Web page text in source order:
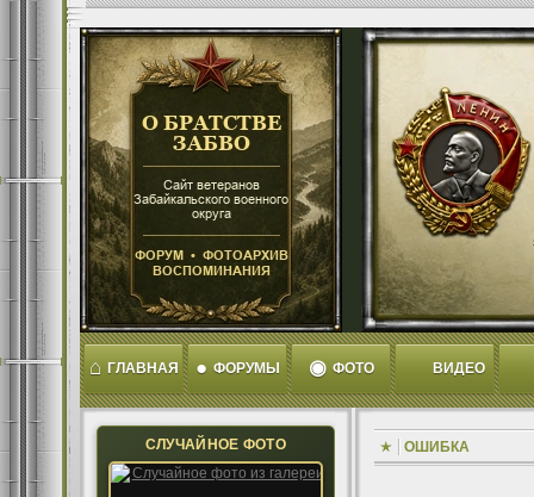
⌂ ГЛАВНАЯ ● ФОРУМЫ ◉ ФОТО ВИДЕО
СЛУЧАЙНОЕ ФОТО ОШИБКА